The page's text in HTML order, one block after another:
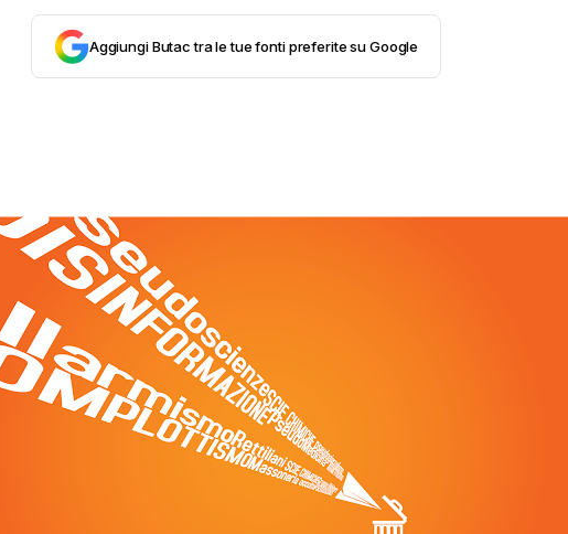
CONTATTIAggiungi Butac tra le tue fonti preferite su Google